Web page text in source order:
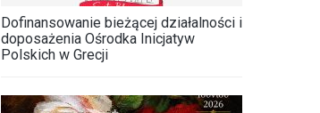
Dofinansowanie bieżącej działalności i
doposażenia Ośrodka Inicjatyw
Polskich w Grecji